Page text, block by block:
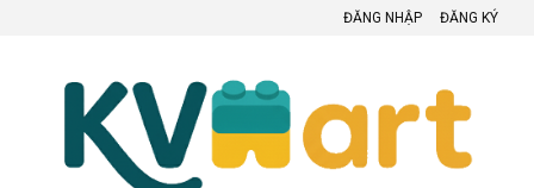
ĐĂNG NHẬP ĐĂNG KÝ